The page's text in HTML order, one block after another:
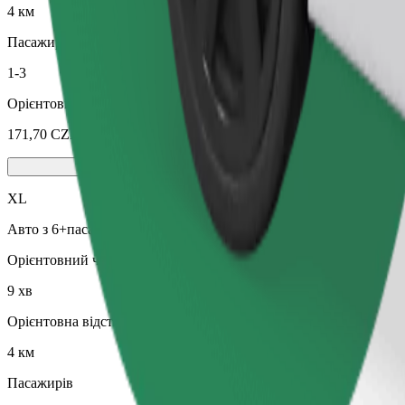
4 км
Пасажирів
1-3
Орієнтовна вартість
171,70 CZK
XL
Авто з 6+пасажирськими сидіннями
Орієнтовний час поїздки
9 хв
Орієнтовна відстань
4 км
Пасажирів